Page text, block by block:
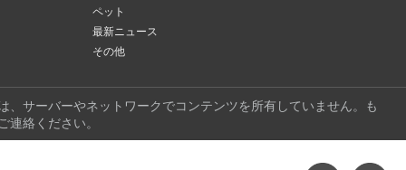
ペット
最新ニュース
その他
サーバーやネットワークでコンテンツを所有していません。も
連絡ください。